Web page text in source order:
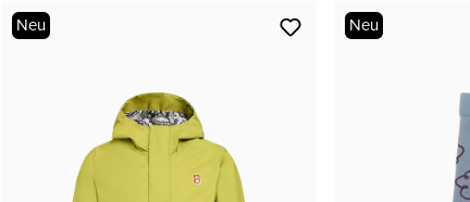
35
CHF 99.00 nur
CHF 99.00 nur
Neu Neu